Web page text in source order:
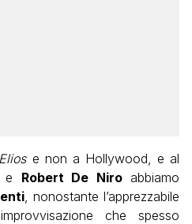
Eliose non a Hollywood, e al
Robert De Niroabbiamo
, nonostante l’apprezzabile
che spesso